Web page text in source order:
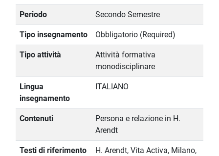
Periodo Secondo Semestre
Tipo insegnamento Obbligatorio (Required)
Tipo attività
Attività formativa
monodisciplinare
Lingua
insegnamento
ITALIANO
Contenuti
Persona e relazione in H.
Arendt
Testi di riferimento
H. Arendt, Vita Activa, Milano,